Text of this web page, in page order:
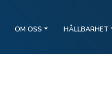
OM OSS HÅLLBARHET